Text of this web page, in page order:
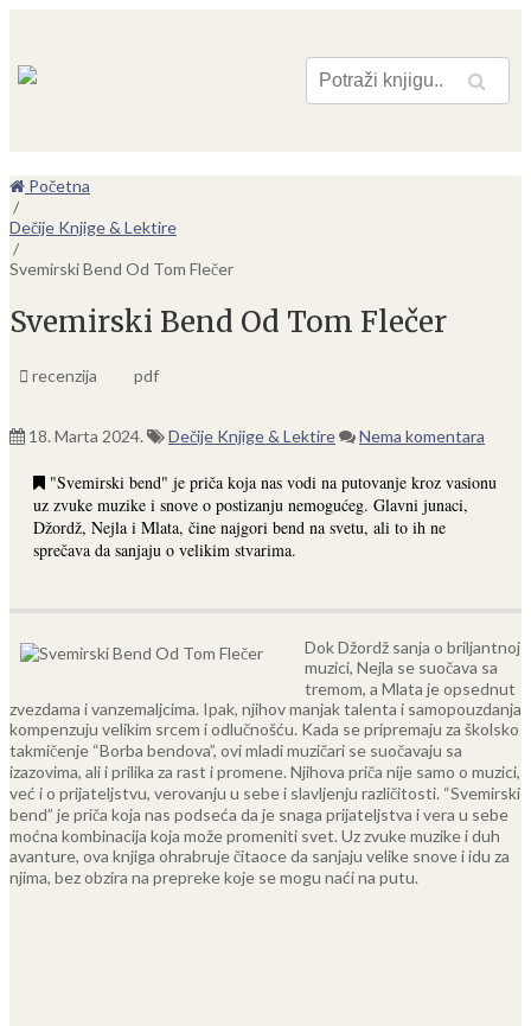
Pretraga
Početna
/
Dečije Knjige & Lektire
/
Svemirski Bend Od Tom Flečer
Svemirski Bend Od Tom Flečer
recenzija pdf
18. Marta 2024. Dečije Knjige & Lektire Nema komentara
"Svemirski bend" je priča koja nas vodi na putovanje kroz vasionu
uz zvuke muzike i snove o postizanju nemogućeg. Glavni junaci,
Džordž, Nejla i Mlata, čine najgori bend na svetu, ali to ih ne
sprečava da sanjaju o velikim stvarima.
Dok Džordž sanja o briljantnoj
muzici, Nejla se suočava sa
tremom, a Mlata je opsednut
zvezdama i vanzemaljcima. Ipak, njihov manjak talenta i samopouzdanja
kompenzuju velikim srcem i odlučnošću. Kada se pripremaju za školsko
takmičenje “Borba bendova”, ovi mladi muzičari se suočavaju sa
izazovima, ali i prilika za rast i promene. Njihova priča nije samo o muzici,
već i o prijateljstvu, verovanju u sebe i slavljenju različitosti. “Svemirski
bend” je priča koja nas podseća da je snaga prijateljstva i vera u sebe
moćna kombinacija koja može promeniti svet. Uz zvuke muzike i duh
avanture, ova knjiga ohrabruje čitaoce da sanjaju velike snove i idu za
njima, bez obzira na prepreke koje se mogu naći na putu.